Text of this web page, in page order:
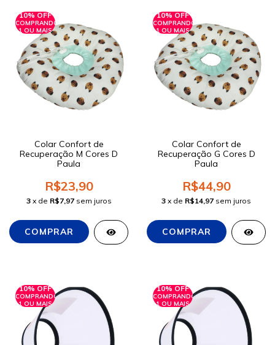
10% OFF
COMPRANDO
1 OU MAIS
Colar Confort de
Recuperação M Cores D
Paula
R$23,90
3 x de R$7,97 sem juros
10% OFF
COMPRANDO
1 OU MAIS
Colar Confort de
Recuperação G Cores D
Paula
R$44,90
3 x de R$14,97 sem juros
10% OFF
COMPRANDO
1 OU MAIS
10% OFF
COMPRANDO
1 OU MAIS